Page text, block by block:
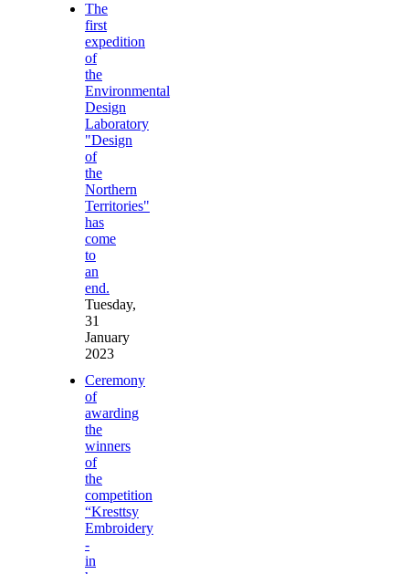
The
first
expedition
of
the
Environmental
Design
Laboratory
"Design
of
the
Northern
Territories"
has
come
to
an
end.
Tuesday,
31
January
2023
Ceremony
of
awarding
the
winners
of
the
competition
“Kresttsy
Embroidery
-
in